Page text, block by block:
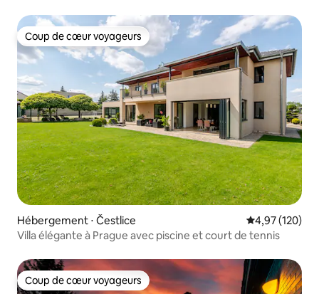
Coup de cœur voyageurs
Coup de cœur voyageurs
Hébergement ⋅ Čestlice Évaluation
4,97 (120)
Villa élégante à Prague avec piscine et court de tennis
Coup de cœur voyageurs
Coup de cœur voyageurs